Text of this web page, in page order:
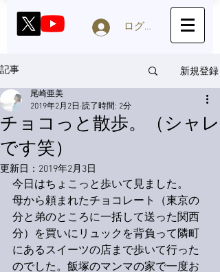
ログイン
記事 新規登録
チョコっと散歩。（シャレ
です笑）
尾崎亜美
2019年2月2日 読了時間: 2分
更新日： 2019年2月3日
今日はちょこっと歩いて見ました。
母から頼まれたチョコレート（東京の
分と弟のところに一括して送った関西
分）を買いにリュックを背負って隣町
にあるスイーツの店まで歩いて行った
のでした。飯塚のマンマの家で一度お